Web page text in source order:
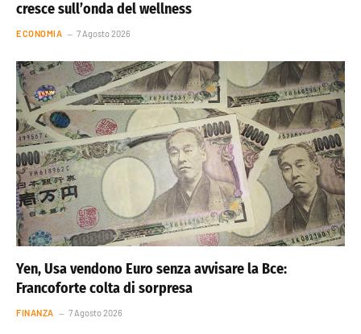
cresce sull’onda del wellness
ECONOMIA 7 Agosto 2026
Yen, Usa vendono Euro senza avvisare la Bce:
Francoforte colta di sorpresa
FINANZA 7 Agosto 2026